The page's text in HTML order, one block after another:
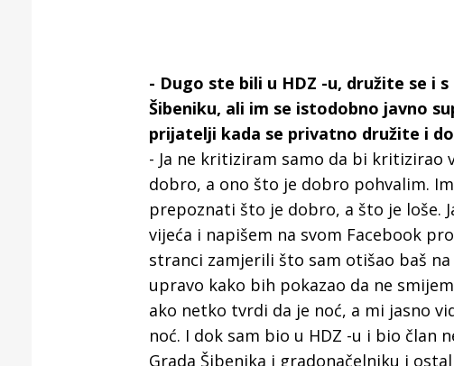
- Dugo ste bili u HDZ -u, družite se i
Šibeniku, ali im se istodobno javno
prijatelji kada se privatno družite i
- Ja ne kritiziram samo da bi kritizirao
dobro, a ono što je dobro pohvalim.
prepoznati što je dobro, a što je loše.
vijeća i napišem na svom Facebook
stranci zamjerili što sam otišao baš
upravo kako bih pokazao da ne
ako netko tvrdi da je noć, a mi jasno
noć. I dok sam bio u HDZ -u i bio
Grada Šibenika i gradonačelniku i